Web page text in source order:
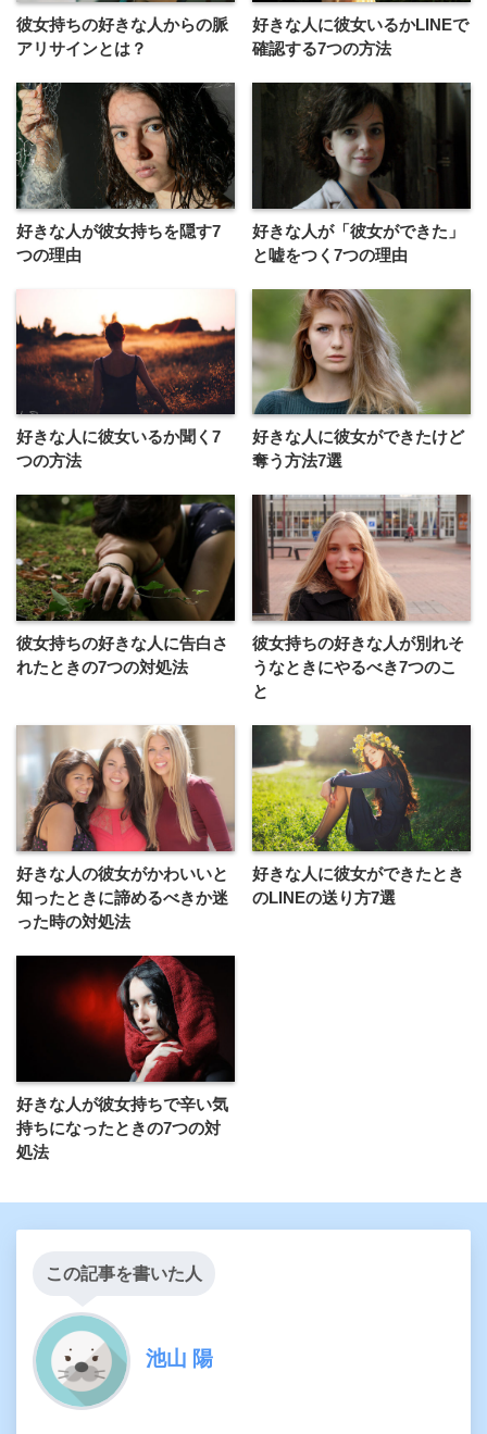
彼女持ちの好きな人からの脈
アリサインとは？
好きな人に彼女いるかLINEで
確認する7つの方法
好きな人が彼女持ちを隠す7
つの理由
好きな人が「彼女ができた」
と嘘をつく7つの理由
好きな人に彼女いるか聞く7
つの方法
好きな人に彼女ができたけど
奪う方法7選
彼女持ちの好きな人に告白さ
れたときの7つの対処法
彼女持ちの好きな人が別れそ
うなときにやるべき7つのこ
と
好きな人の彼女がかわいいと
知ったときに諦めるべきか迷
った時の対処法
好きな人に彼女ができたとき
のLINEの送り方7選
好きな人が彼女持ちで辛い気
持ちになったときの7つの対
処法
この記事を書いた人
池山 陽